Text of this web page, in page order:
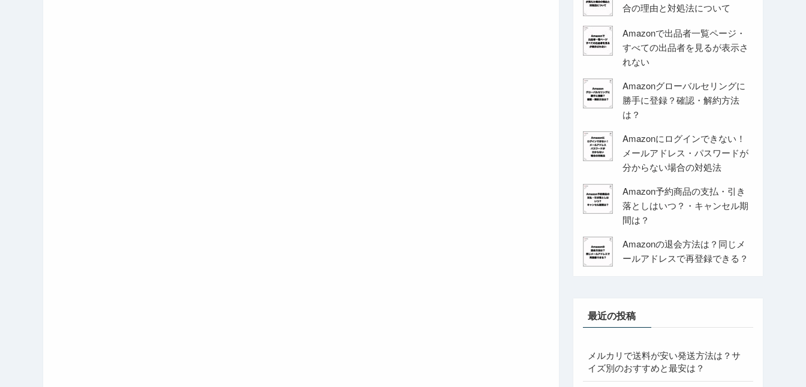
合の理由と対処法について
Amazonで出品者一覧ページ・
すべての出品者を見るが表示さ
れない
Amazonグローバルセリングに
勝手に登録？確認・解約方法
は？
Amazonにログインできない！
メールアドレス・パスワードが
分からない場合の対処法
Amazon予約商品の支払・引き
落としはいつ？・キャンセル期
間は？
Amazonの退会方法は？同じメ
ールアドレスで再登録できる？
最近の投稿
メルカリで送料が安い発送方法は？サ
イズ別のおすすめと最安は？